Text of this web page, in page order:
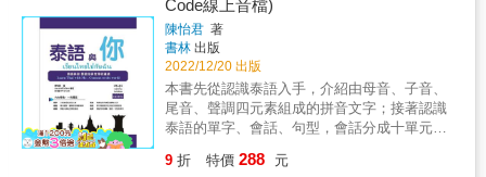
應付自如』 將日常生活及出國旅遊息息相關的
場景分門別類，由出境搭飛機開始一步一步輕
鬆完成十二大類別生活對話，只要十二週即可
在泰國自由的生活、洽商 、旅遊喔！
圖解，第一本最完整的圖解泰語單字書！ 目前
台灣的泰語教學教材雖然都能教您應付生活中
大方向用得到的泰語，但往往無法提供太大量
的單字，再加上以台灣的泰語風氣雖然飛快成
長，目前卻完全沒有適合中文版單字大全集，
所以往往不管怎麼學都不容易學到生活中各層
面裡比較重要的常用關鍵字。 & 我們看到了讀
者層的需求、我們看到了讀者層的渴望 & 因
Code線上音檔)
陳怡君 著
書林 出版
2022/12/20 出版
本書先從認識泰語入手，介紹由母音、子音、
尾音、聲調四元素組成的拼音文字；接著認識
泰語的單字、會話、句型，會話分成十單元，
化解說與實用字彙、例句等。 除了指導如何學
9 折 特價 288 元